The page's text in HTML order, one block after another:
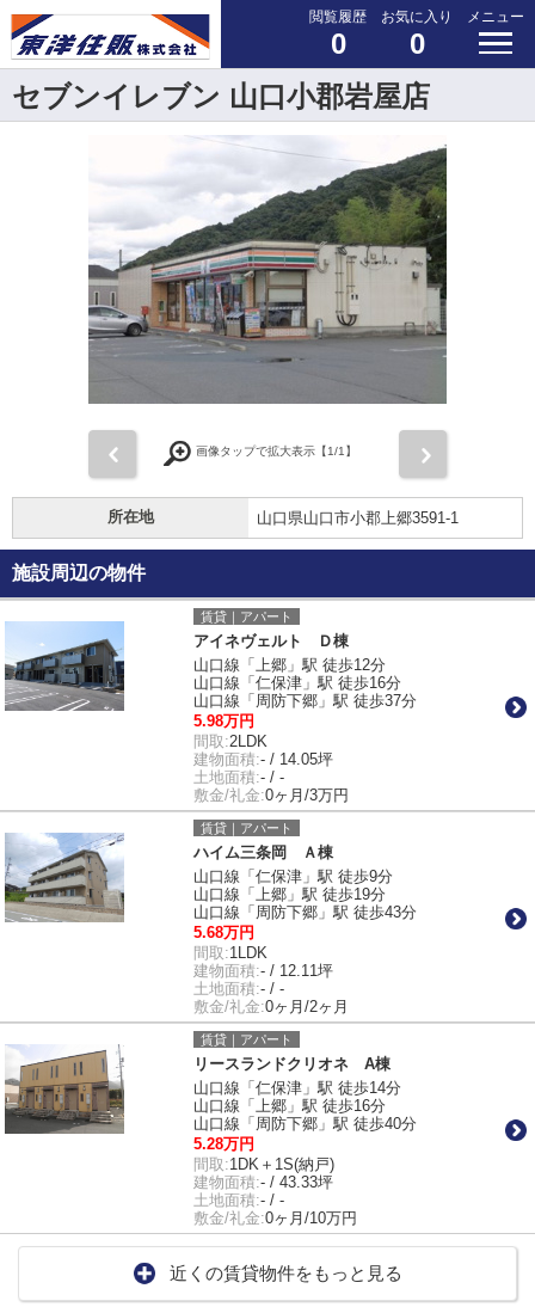
閲覧履歴
0
お気に入り
0
メニュー
セブンイレブン 山口小郡岩屋店
画像タップで拡大表示【1/1】
所在地 山口県山口市小郡上郷3591-1
施設周辺の物件
賃貸｜アパート
アイネヴェルト Ｄ棟
山口線「上郷」駅 徒歩12分
山口線「仁保津」駅 徒歩16分
山口線「周防下郷」駅 徒歩37分
5.98万円
間取:2LDK
建物面積:- / 14.05坪
土地面積:- / -
敷金/礼金:0ヶ月/3万円
賃貸｜アパート
ハイム三条岡 Ａ棟
山口線「仁保津」駅 徒歩9分
山口線「上郷」駅 徒歩19分
山口線「周防下郷」駅 徒歩43分
5.68万円
間取:1LDK
建物面積:- / 12.11坪
土地面積:- / -
敷金/礼金:0ヶ月/2ヶ月
賃貸｜アパート
リースランドクリオネ A棟
山口線「仁保津」駅 徒歩14分
山口線「上郷」駅 徒歩16分
山口線「周防下郷」駅 徒歩40分
5.28万円
間取:1DK＋1S(納戸)
建物面積:- / 43.33坪
土地面積:- / -
敷金/礼金:0ヶ月/10万円
近くの賃貸物件をもっと見る